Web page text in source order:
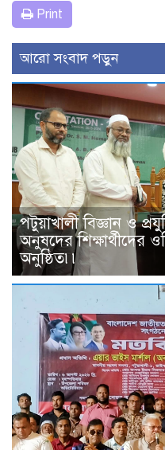
Print
আরো সংবাদ পড়ুন
পটুয়াখালী বিজ্ঞান ও
অনুষদের শিক্ষার্থীদের
অনুষ্ঠিত৷৷